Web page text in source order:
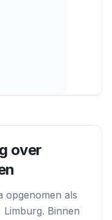
over
opgenomen als
Limburg. Binnen